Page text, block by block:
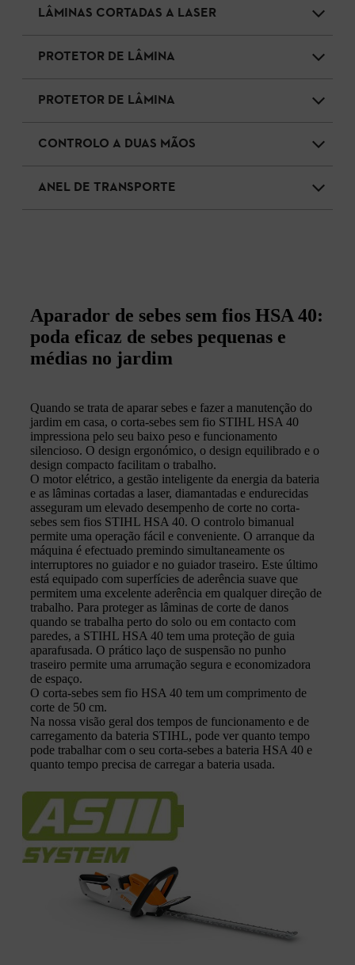
LÂMINAS CORTADAS A LASER
PROTETOR DE LÂMINA
PROTETOR DE LÂMINA
CONTROLO A DUAS MÃOS
ANEL DE TRANSPORTE
Aparador de sebes sem fios HSA 40:
poda eficaz de sebes pequenas e
médias no jardim
Quando se trata de aparar sebes e fazer a manutenção do
jardim em casa, o corta-sebes sem fio STIHL HSA 40
impressiona pelo seu baixo peso e funcionamento
silencioso. O design ergonómico, o design equilibrado e o
design compacto facilitam o trabalho.
O motor elétrico, a gestão inteligente da energia da bateria
e as lâminas cortadas a laser, diamantadas e endurecidas
asseguram um elevado desempenho de corte no corta-
sebes sem fios STIHL HSA 40. O controlo bimanual
permite uma operação fácil e conveniente. O arranque da
máquina é efectuado premindo simultaneamente os
interruptores no guiador e no guiador traseiro. Este último
está equipado com superfícies de aderência suave que
permitem uma excelente aderência em qualquer direção de
trabalho. Para proteger as lâminas de corte de danos
quando se trabalha perto do solo ou em contacto com
paredes, a STIHL HSA 40 tem uma proteção de guia
aparafusada. O prático laço de suspensão no punho
traseiro permite uma arrumação segura e economizadora
de espaço.
O corta-sebes sem fio HSA 40 tem um comprimento de
corte de 50 cm.
Na nossa visão geral dos tempos de funcionamento e de
carregamento da bateria STIHL, pode ver quanto tempo
pode trabalhar com o seu corta-sebes a bateria HSA 40 e
quanto tempo precisa de carregar a bateria usada.